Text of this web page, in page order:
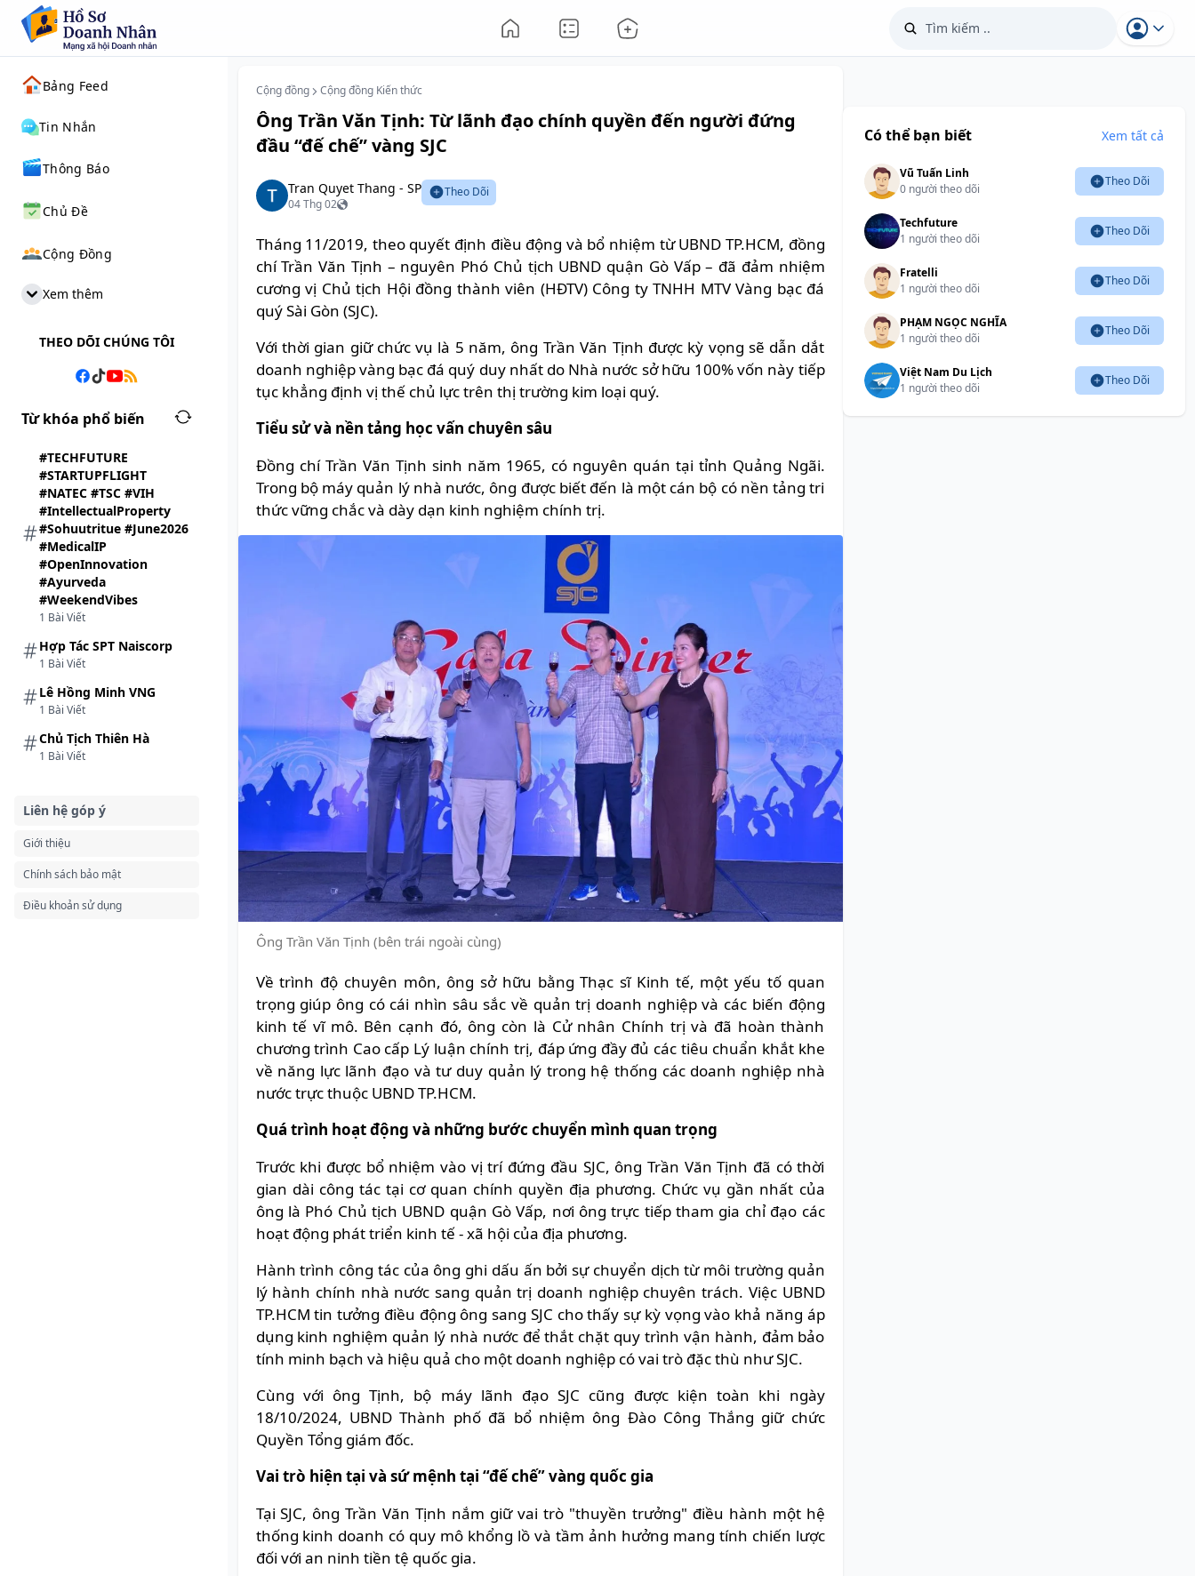
Bảng Feed
Tin Nhắn
Thông Báo
Chủ Đề
Cộng Đồng
Xem thêm
THEO DÕI CHÚNG TÔI
Từ khóa phổ biến
#TECHFUTURE
#STARTUPFLIGHT
#NATEC #TSC #VIH
#IntellectualProperty
#Sohuutritue #June2026
#MedicalIP
#OpenInnovation
#Ayurveda
#WeekendVibes
1 Bài Viết
Hợp Tác SPT Naiscorp
1 Bài Viết
Lê Hồng Minh VNG
1 Bài Viết
Chủ Tịch Thiên Hà
1 Bài Viết
Liên hệ góp ý
Giới thiệu
Chính sách bảo mật
Điều khoản sử dụng
Cộng đồng Cộng đồng Kiến thức
Ông Trần Văn Tịnh: Từ lãnh đạo chính quyền đến người đứng
đầu “đế chế” vàng SJC
Tran Quyet Thang - SP
04 Thg 02
Theo Dõi
Tháng 11/2019, theo quyết định điều động và bổ nhiệm từ UBND TP.HCM, đồng
chí Trần Văn Tịnh – nguyên Phó Chủ tịch UBND quận Gò Vấp – đã đảm nhiệm
cương vị Chủ tịch Hội đồng thành viên (HĐTV) Công ty TNHH MTV Vàng bạc đá
quý Sài Gòn (SJC).
Với thời gian giữ chức vụ là 5 năm, ông Trần Văn Tịnh được kỳ vọng sẽ dẫn dắt
doanh nghiệp vàng bạc đá quý duy nhất do Nhà nước sở hữu 100% vốn này tiếp
tục khẳng định vị thế chủ lực trên thị trường kim loại quý.
Tiểu sử và nền tảng học vấn chuyên sâu
Đồng chí Trần Văn Tịnh sinh năm 1965, có nguyên quán tại tỉnh Quảng Ngãi.
Trong bộ máy quản lý nhà nước, ông được biết đến là một cán bộ có nền tảng tri
thức vững chắc và dày dạn kinh nghiệm chính trị.
Ông Trần Văn Tịnh (bên trái ngoài cùng)
Về trình độ chuyên môn, ông sở hữu bằng Thạc sĩ Kinh tế, một yếu tố quan
trọng giúp ông có cái nhìn sâu sắc về quản trị doanh nghiệp và các biến động
kinh tế vĩ mô. Bên cạnh đó, ông còn là Cử nhân Chính trị và đã hoàn thành
chương trình Cao cấp Lý luận chính trị, đáp ứng đầy đủ các tiêu chuẩn khắt khe
về năng lực lãnh đạo và tư duy quản lý trong hệ thống các doanh nghiệp nhà
nước trực thuộc UBND TP.HCM.
Quá trình hoạt động và những bước chuyển mình quan trọng
Trước khi được bổ nhiệm vào vị trí đứng đầu SJC, ông Trần Văn Tịnh đã có thời
gian dài công tác tại cơ quan chính quyền địa phương. Chức vụ gần nhất của
ông là Phó Chủ tịch UBND quận Gò Vấp, nơi ông trực tiếp tham gia chỉ đạo các
hoạt động phát triển kinh tế - xã hội của địa phương.
Hành trình công tác của ông ghi dấu ấn bởi sự chuyển dịch từ môi trường quản
lý hành chính nhà nước sang quản trị doanh nghiệp chuyên trách. Việc UBND
TP.HCM tin tưởng điều động ông sang SJC cho thấy sự kỳ vọng vào khả năng áp
dụng kinh nghiệm quản lý nhà nước để thắt chặt quy trình vận hành, đảm bảo
tính minh bạch và hiệu quả cho một doanh nghiệp có vai trò đặc thù như SJC.
Cùng với ông Tịnh, bộ máy lãnh đạo SJC cũng được kiện toàn khi ngày
18/10/2024, UBND Thành phố đã bổ nhiệm ông Đào Công Thắng giữ chức
Quyền Tổng giám đốc.
Vai trò hiện tại và sứ mệnh tại “đế chế” vàng quốc gia
Tại SJC, ông Trần Văn Tịnh nắm giữ vai trò "thuyền trưởng" điều hành một hệ
thống kinh doanh có quy mô khổng lồ và tầm ảnh hưởng mang tính chiến lược
đối với an ninh tiền tệ quốc gia.
Có thể bạn biết Xem tất cả
Vũ Tuấn Linh
0 người theo dõi
Theo Dõi
Techfuture
1 người theo dõi
Theo Dõi
Fratelli
1 người theo dõi
Theo Dõi
PHẠM NGỌC NGHĨA
1 người theo dõi
Theo Dõi
Việt Nam Du Lịch
1 người theo dõi
Theo Dõi